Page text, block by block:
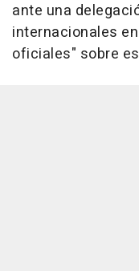
ante una
internacionales
oficiales" sobre